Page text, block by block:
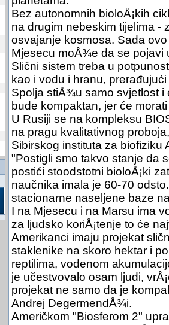
Bez autonomnih bioloÅ¡kih
na drugim nebeskim tijelima -
osvajanje kosmosa. Sada
Mjesecu moÅ¾e da se pojavi
Slični sistem treba u
kao i vodu i hranu,
Spolja stiÅ¾u samo svjetlost i
bude kompaktan, jer će
U Rusiji se na kompleksu
na pragu kvalitativnog
Sibirskog instituta za biofiziku
"Postigli smo takvo stanje da
postići stoodstotni bioloÅ¡ki
naučnika imala je 60-70
stacionarne naseljene baze
I na Mjesecu i na Marsu ima
za ljudsko koriÅ¡tenje to će
Amerikanci imaju projekat
staklenike na skoro hektar i
reptilima, vodenom
je učestvovalo osam ljudi,
projekat ne samo da je
Andrej DegermendÅ¾i.
Američkom "Biosferom 2"